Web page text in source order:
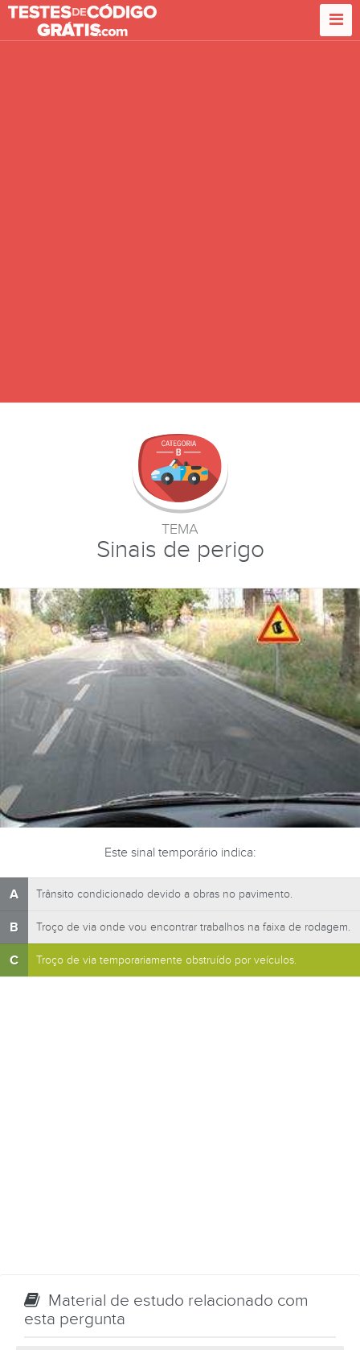
TEMA
Sinais de perigo
Este sinal temporário indica:
A Trânsito condicionado devido a obras no pavimento.
B Troço de via onde vou encontrar trabalhos na faixa de rodagem.
C Troço de via temporariamente obstruído por veículos.
Material de estudo relacionado com
esta pergunta